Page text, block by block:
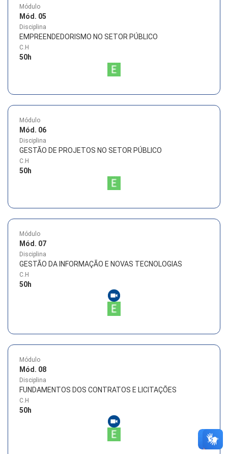
Módulo
Mód. 05
Disciplina
EMPREENDEDORISMO NO SETOR PÚBLICO
C.H
50h
Módulo
Mód. 06
Disciplina
GESTÃO DE PROJETOS NO SETOR PÚBLICO
C.H
50h
Módulo
Mód. 07
Disciplina
GESTÃO DA INFORMAÇÃO E NOVAS TECNOLOGIAS
C.H
50h
Módulo
Mód. 08
Disciplina
FUNDAMENTOS DOS CONTRATOS E LICITAÇÕES
C.H
50h